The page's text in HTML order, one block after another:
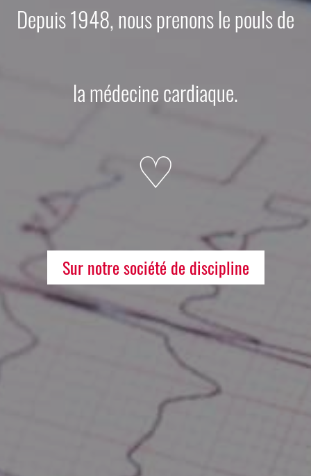
Depuis 1948, nous prenons le pouls de
la médecine cardiaque.
♡
Sur notre société de discipline